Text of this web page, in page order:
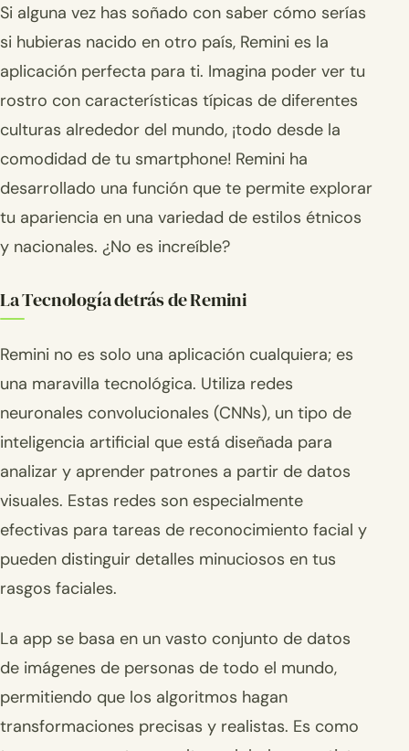
Si alguna vez has soñado con saber cómo serías
si hubieras nacido en otro país, Remini es la
aplicación perfecta para ti. Imagina poder ver tu
rostro con características típicas de diferentes
culturas alrededor del mundo, ¡todo desde la
comodidad de tu smartphone! Remini ha
desarrollado una función que te permite explorar
tu apariencia en una variedad de estilos étnicos
y nacionales. ¿No es increíble?
La Tecnología detrás de Remini
Remini no es solo una aplicación cualquiera; es
una maravilla tecnológica. Utiliza redes
neuronales convolucionales (CNNs), un tipo de
inteligencia artificial que está diseñada para
analizar y aprender patrones a partir de datos
visuales. Estas redes son especialmente
efectivas para tareas de reconocimiento facial y
pueden distinguir detalles minuciosos en tus
rasgos faciales.
La app se basa en un vasto conjunto de datos
de imágenes de personas de todo el mundo,
permitiendo que los algoritmos hagan
transformaciones precisas y realistas. Es como